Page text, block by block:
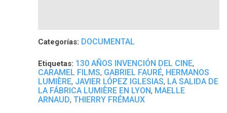
Categorías: DOCUMENTAL
Etiquetas: 130 AÑOS INVENCIÓN DEL CINE,
CARAMEL FILMS, GABRIEL FAURÉ, HERMANOS
LUMIÈRE, JAVIER LÓPEZ IGLESIAS, LA SALIDA DE
LA FÁBRICA LUMIÈRE EN LYON, MAELLE
ARNAUD, THIERRY FRÉMAUX